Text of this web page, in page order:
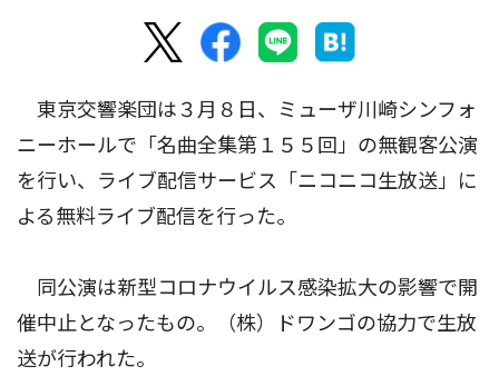
東京交響楽団は３月８日、ミューザ川崎シンフォ
ニーホールで「名曲全集第１５５回」の無観客公演
を行い、ライブ配信サービス「ニコニコ生放送」に
よる無料ライブ配信を行った。
同公演は新型コロナウイルス感染拡大の影響で開
催中止となったもの。（株）ドワンゴの協力で生放
送が行われた。